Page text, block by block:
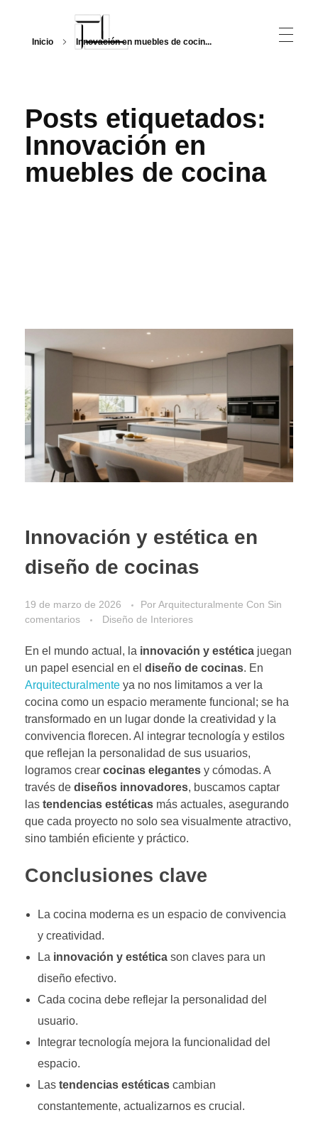
Inicio Innovación en muebles de cocin...
Posts etiquetados:
Innovación en
muebles de cocina
Innovación y estética en
diseño de cocinas
19 de marzo de 2026 PorArquitecturalmente Con Sin
comentarios
Diseño de Interiores
En el mundo actual, la innovación y estética juegan
un papel esencial en el diseño de cocinas. En
Arquitecturalmente ya no nos limitamos a ver la
cocina como un espacio meramente funcional; se ha
transformado en un lugar donde la creatividad y la
convivencia florecen. Al integrar tecnología y estilos
que reflejan la personalidad de sus usuarios,
logramos crear cocinas elegantes y cómodas. A
través de diseños innovadores, buscamos captar
las tendencias estéticas más actuales, asegurando
que cada proyecto no solo sea visualmente atractivo,
sino también eficiente y práctico.
Conclusiones clave
La cocina moderna es un espacio de convivencia
y creatividad.
La innovación y estéticason claves para un
diseño efectivo.
Cada cocina debe reflejar la personalidad del
usuario.
Integrar tecnología mejora la funcionalidad del
espacio.
Las tendencias estéticascambian
constantemente, actualizarnos es crucial.